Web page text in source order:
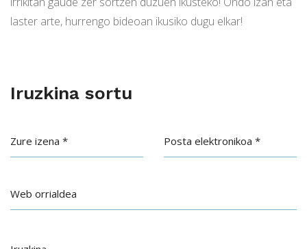
laster arte, hurrengo bideoan ikusiko dugu elkar!
Iruzkina sortu